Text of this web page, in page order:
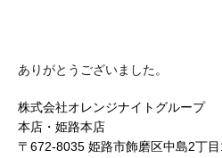
ありがとうございました。
株式会社オレンジナイトグループ
本店・姫路本店
〒672-8035 姫路市飾磨区中島2丁